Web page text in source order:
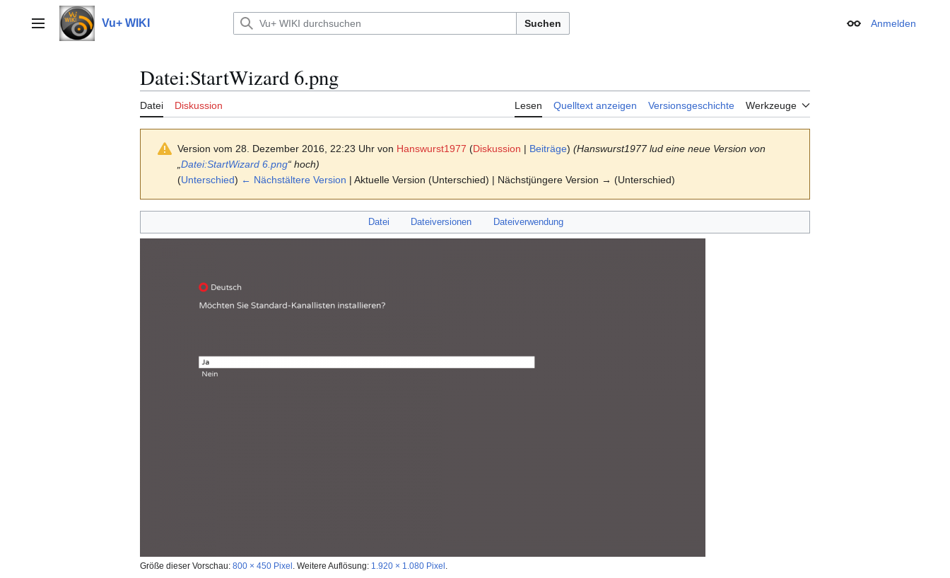
springenHauptmenü Vu+ WIKI Suchen Erscheinungsbild
Anmelden
Datei:StartWizard 6.png
Datei Diskussion Lesen Quelltext anzeigen Versionsgeschichte Werkzeuge
Version vom 28. Dezember 2016, 22:23 Uhr von Hanswurst1977 (Diskussion | Beiträge) (Hanswurst1977 lud eine neue Version von
Datei:StartWizard 6.png“ hoch)
(Unterschied) ← Nächstältere Version | Aktuelle Version (Unterschied) | Nächstjüngere Version → (Unterschied)
Datei Dateiversionen Dateiverwendung
Größe dieser Vorschau: 800 × 450 Pixel Weitere Auflösung: 1.920 × 1.080 Pixel